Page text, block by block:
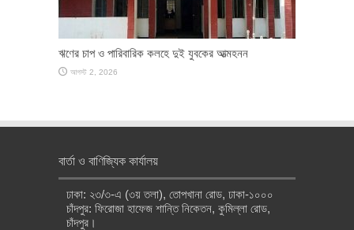
ঋণের চাপ ও পারিবারিক কলহে দুই যুবকের আত্মহনন
আগস্ট 2, 2026
বার্তা ও বাণিজ্যিক কার্যালয়
ঢাকা: ২৩/৩-এ (৩য় তলা), তোপখানা রোড, ঢাকা-১০০০
চাঁদপুর: ফিরোজা হাফেজ শান্তি নিকেতন, কুমিল্লা রোড,
চাঁদপুর।